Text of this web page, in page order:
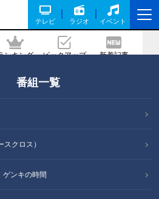
テレビ ラジオ イベント
ンキング ピックアップ 新着記事
番組一覧
クロス）
ゲンキの時間